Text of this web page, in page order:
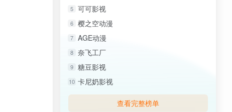
5 可可影视
6 樱之空动漫
7 AGE动漫
8 奈飞工厂
9 糖豆影视
10 卡尼奶影视
查看完整榜单